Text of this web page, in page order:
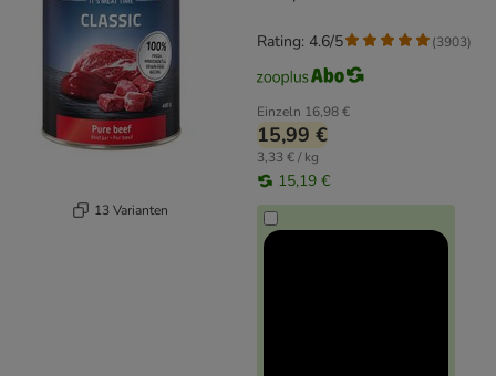
13 Varianten
Einzeln 16,98 €
15,99 €
3,33 € / kg
15,19 €
Rating: 4.6/5 (3903)